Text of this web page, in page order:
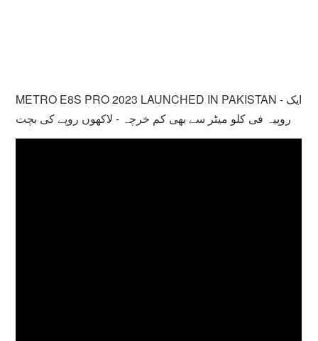
METRO E8S PRO 2023 LAUNCHED IN PAKISTAN - ایک
روپیہ فی کلو میٹر سے بھی کم خرچہ - لاکھوں روپے کی بچت